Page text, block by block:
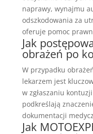
naprawy, wynajmu
odszkodowania za
oferuje pomoc
Jak
obrażeń po
W przypadku
lekarzem jest
w zgłaszaniu
podkreślają
dokumentacji
Jak